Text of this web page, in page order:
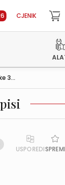
CJENIK
3...
USPOREDI